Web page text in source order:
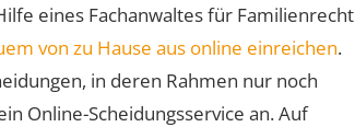
eines Fachanwaltes für Familienrecht
von zu Hause aus online einreichen.
in deren Rahmen nur noch
Online-Scheidungsservice an. Auf